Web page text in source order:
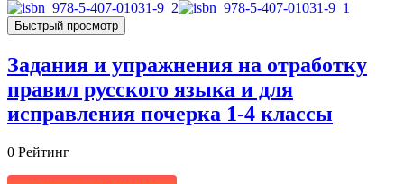
Быстрый просмотр
Задания и упражнения на отработку
правил русского языка и для
исправления почерка 1-4 классы
0 Рейтинг